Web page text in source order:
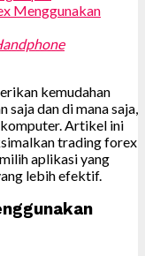
Menggunakan
kemudahan
dan di mana saja,
Artikel ini
trading forex
aplikasi yang
lebih efektif.